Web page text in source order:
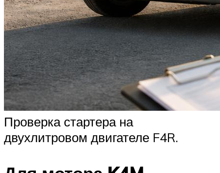
Проверка стартера на
двухлитровом двигателе F4R.